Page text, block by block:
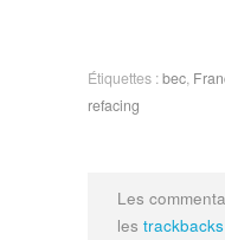
Étiquettes :bec,
refacing
Les
les trackbacks